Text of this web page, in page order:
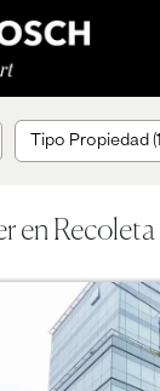
Tipo Propiedad
en Recoleta